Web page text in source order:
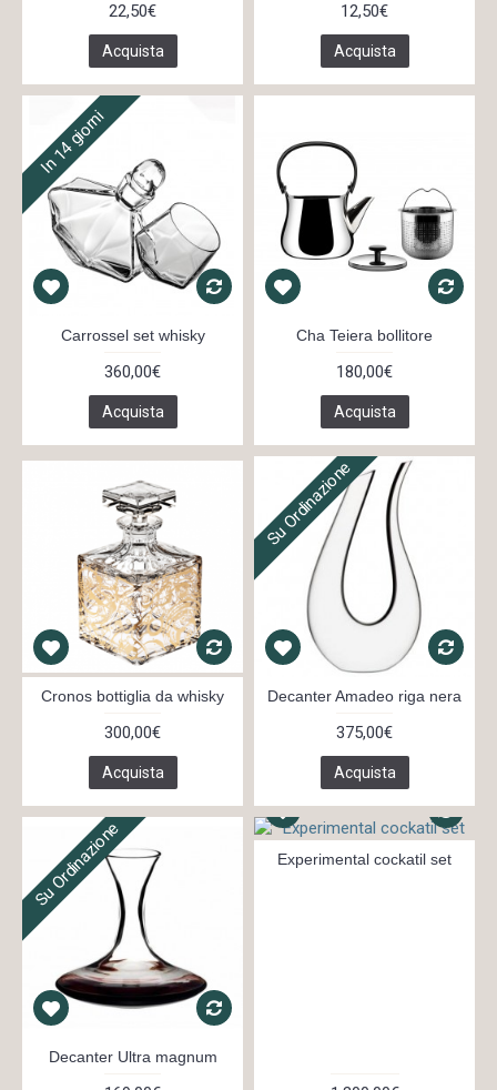
22,50€
Acquista
12,50€
Acquista
In 14 giorni
Carrossel set whisky
360,00€
Acquista
Cha Teiera bollitore
180,00€
Acquista
Cronos bottiglia da whisky
300,00€
Acquista
Su Ordinazione
Decanter Amadeo riga nera
375,00€
Acquista
Su Ordinazione
Decanter Ultra magnum
Experimental cockatil set